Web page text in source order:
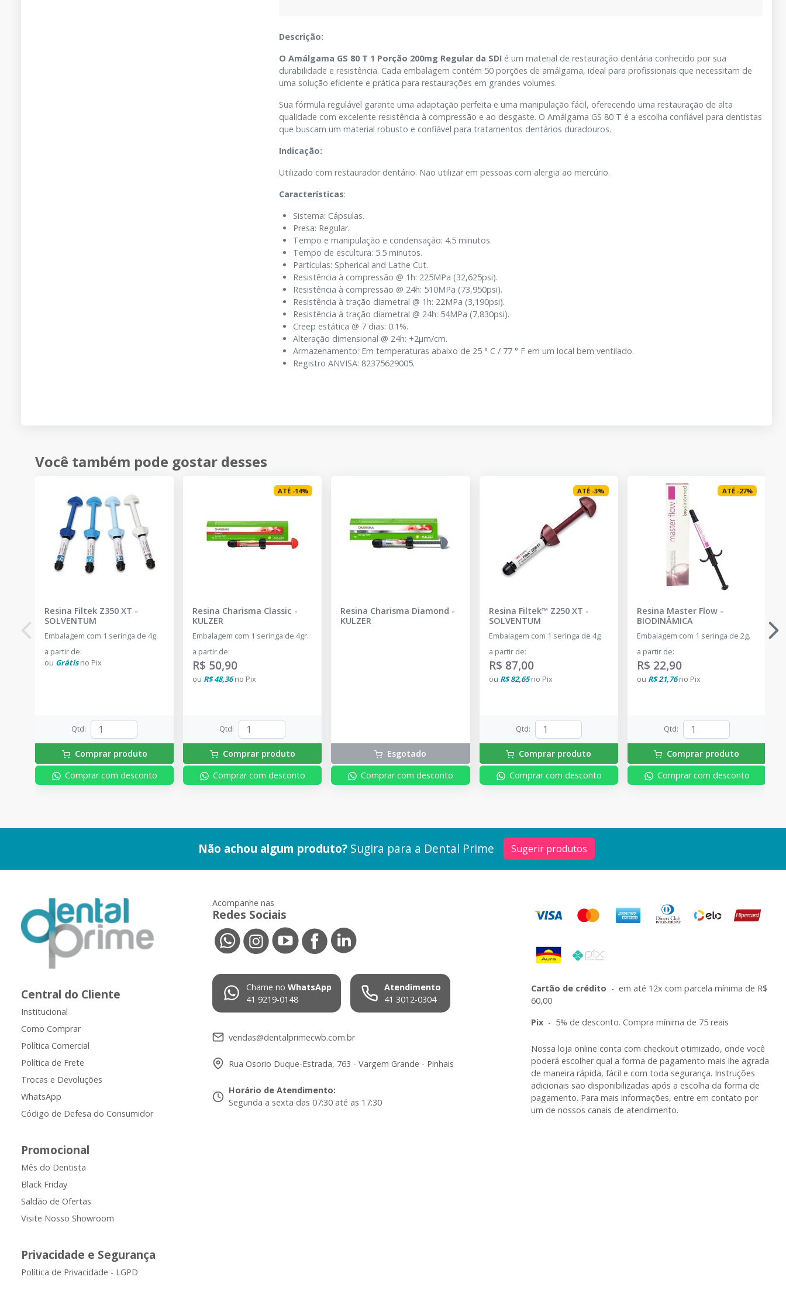
Descrição:
O Amálgama GS 80 T 1 Porção 200mg Regular da SDI é um material de restauração dentária conhecido por sua
durabilidade e resistência. Cada embalagem contém 50 porções de amálgama, ideal para profissionais que necessitam de
uma solução eficiente e prática para restaurações em grandes volumes.
Sua fórmula regulável garante uma adaptação perfeita e uma manipulação fácil, oferecendo uma restauração de alta
qualidade com excelente resistência à compressão e ao desgaste. O Amálgama GS 80 T é a escolha confiável para dentistas
que buscam um material robusto e confiável para tratamentos dentários duradouros.
Indicação:
Utilizado com restaurador dentário. Não utilizar em pessoas com alergia ao mercúrio.
Características:
Sistema: Cápsulas.
Presa: Regular.
Tempo e manipulação e condensação: 4.5 minutos.
Tempo de escultura: 5.5 minutos.
Partículas: Spherical and Lathe Cut.
Resistência à compressão @ 1h: 225MPa (32,625psi).
Resistência à compressão @ 24h: 510MPa (73,950psi).
Resistência à tração diametral @ 1h: 22MPa (3,190psi).
Resistência à tração diametral @ 24h: 54MPa (7,830psi).
Creep estática @ 7 dias: 0.1%.
Alteração dimensional @ 24h: +2µm/cm.
Armazenamento: Em temperaturas abaixo de 25 ° C / 77 ° F em um local bem ventilado.
Registro ANVISA: 82375629005.
Você também pode gostar desses
Resina Filtek Z350 XT -
SOLVENTUM
Embalagem com 1 seringa de 4g.
a partir de:
ou Grátisno Pix
Qtd:
Comprar produto
Comprar com desconto
ATÉ -14%
Resina Charisma Classic -
KULZER
Embalagem com 1 seringa de 4gr.
a partir de:
R$ 50,90
ou R$ 48,36no Pix
Qtd:
Comprar produto
Comprar com desconto
Resina Charisma Diamond -
KULZER
Esgotado
Comprar com desconto
ATÉ -3%
Resina Filtek™ Z250 XT -
SOLVENTUM
Embalagem com 1 seringa de 4g
a partir de:
R$ 87,00
ou R$ 82,65no Pix
Qtd:
Comprar produto
Comprar com desconto
ATÉ -27%
Resina Master Flow-
BIODINÂMICA
Embalagem com 1 seringa de 2g.
a partir de:
R$ 22,90
ou R$ 21,76no Pix
Qtd:
Comprar produto
Comprar com desconto
Não achou algum produto? Sugira para a Dental Prime Sugerir produtos
Central do Cliente
Institucional
Como Comprar
Política Comercial
Política de Frete
Trocas e Devoluções
WhatsApp
Código de Defesa do Consumidor
Promocional
Mês do Dentista
Black Friday
Saldão de Ofertas
Visite Nosso Showroom
Privacidade e Segurança
Política de Privacidade - LGPD
Acompanhe nas
Redes Sociais
Chame no WhatsApp
41 9219-0148
Atendimento
41 3012-0304
vendas@dentalprimecwb.com.br
Rua Osorio Duque-Estrada, 763 - Vargem Grande - Pinhais
Horário de Atendimento:
Segunda a sexta das 07:30 até as 17:30
Cartão de crédito - em até 12x com parcela mínima de R$
60,00
Pix - 5% de desconto. Compra mínima de 75 reais
Nossa loja online conta com checkout otimizado, onde você
poderá escolher qual a forma de pagamento mais lhe agrada
de maneira rápida, fácil e com toda segurança. Instruções
adicionais são disponibilizadas após a escolha da forma de
pagamento. Para mais informações, entre em contato por
um de nossos canais de atendimento.